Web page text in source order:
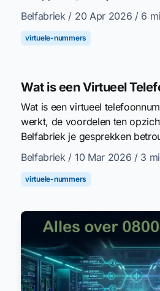
Belfabriek / 20 Apr 2026 / 6
virtuele-nummers
Wat is een Virtueel
Wat is een virtueel
werkt, de voordelen ten
Belfabriek je gesprekken
Belfabriek / 10 Mar 2026 / 3
virtuele-nummers